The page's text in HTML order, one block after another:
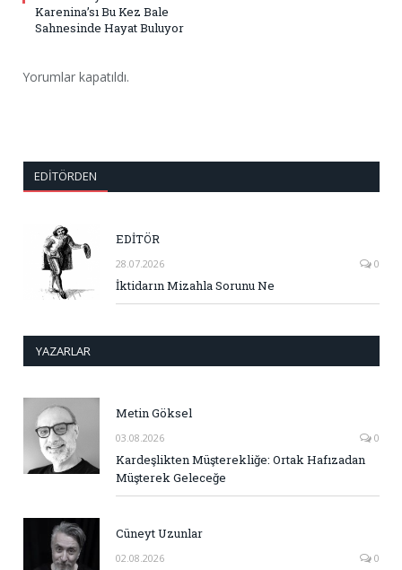
Karenina’sı Bu Kez Bale
Sahnesinde Hayat Buluyor
Yorumlar kapatıldı.
EDITÖRDEN
EDİTÖR
28.07.2026 0
İktidarın Mizahla Sorunu Ne
YAZARLAR
Metin Göksel
03.08.2026 0
Kardeşlikten Müşterekliğe: Ortak Hafızadan
Müşterek Geleceğe
Cüneyt Uzunlar
02.08.2026 0